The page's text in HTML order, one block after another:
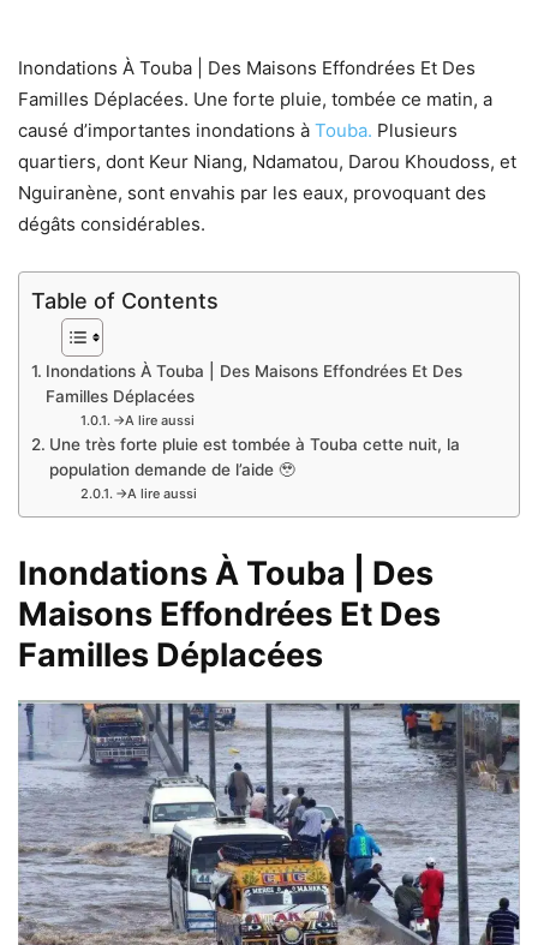
Inondations À Touba | Des Maisons Effondrées Et Des
Familles Déplacées. Une forte pluie, tombée ce matin, a
causé d’importantes inondations à Touba. Plusieurs
quartiers, dont Keur Niang, Ndamatou, Darou Khoudoss, et
Nguiranène, sont envahis par les eaux, provoquant des
dégâts considérables.
Table of Contents
Inondations À Touba | Des Maisons Effondrées Et Des
Familles Déplacées
→A lire aussi
Une très forte pluie est tombée à Touba cette nuit, la
population demande de l’aide 🥹
→A lire aussi
Inondations À Touba | Des
Maisons Effondrées Et Des
Familles Déplacées